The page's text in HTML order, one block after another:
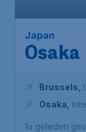
Japan
Osaka
Brussels
Osaka
1u geleden